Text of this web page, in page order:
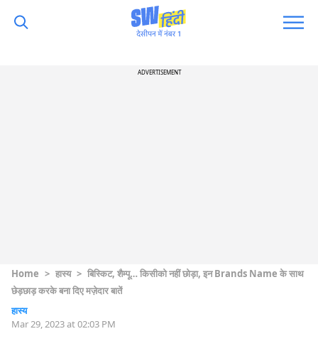
ADVERTISEMENT
Home > हास्य > बिस्किट, शैम्पू… किसीको नहीं छोड़ा, इन Brands Name के साथ
छेड़छाड़ करके बना दिए मज़ेदार बातें
हास्य
Mar 29, 2023 at 02:03 PM